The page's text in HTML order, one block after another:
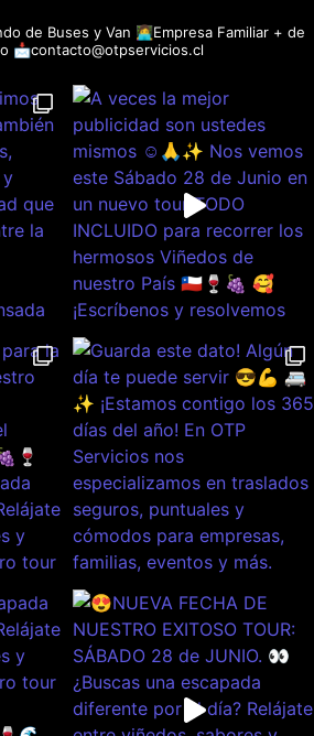
de Buses y Van 👩‍💻Empresa Familiar + de
📩contacto@otpservicios.cl